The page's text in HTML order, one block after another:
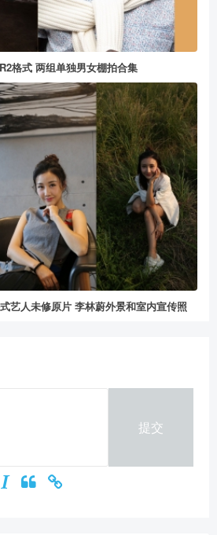
格式 两组单独男女棚拍合集
艺人未修原片 李林蔚外景和室内宣传照
提交